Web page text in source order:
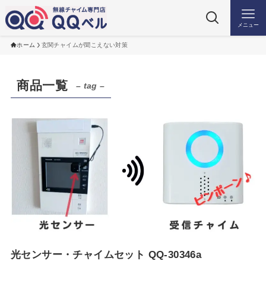
メニュー
ホーム 玄関チャイムが聞こえない対策
商品一覧 – tag –
光センサー・チャイムセット QQ-30346a